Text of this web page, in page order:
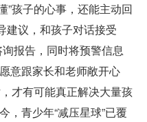
”孩子的心事，还能主动回
建议，和孩子对话接受
报告，同时将预警信息
意跟家长和老师敞开心
才有可能真正解决大量孩
，青少年“减压星球”已覆